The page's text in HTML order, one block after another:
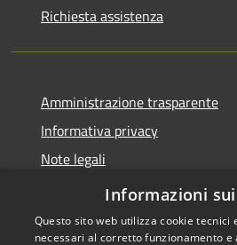
Richiesta assistenza
Amministrazione trasparente
Informativa privacy
Note legali
Dichiarazione di accessibilità
Informazioni
Questo sito web utilizza cookie
necessari al corretto funzionamento e